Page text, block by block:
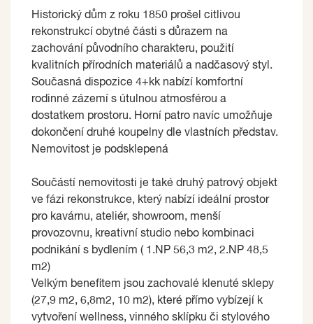
Historický dům z roku 1850 prošel citlivou
rekonstrukcí obytné části s důrazem na
zachování původního charakteru, použití
kvalitních přírodních materiálů a nadčasový styl.
Současná dispozice 4+kk nabízí komfortní
rodinné zázemí s útulnou atmosférou a
dostatkem prostoru. Horní patro navíc umožňuje
dokončení druhé koupelny dle vlastních představ.
Nemovitost je podsklepená
Součástí nemovitosti je také druhý patrový objekt
ve fázi rekonstrukce, který nabízí ideální prostor
pro kavárnu, ateliér, showroom, menší
provozovnu, kreativní studio nebo kombinaci
podnikání s bydlením ( 1.NP 56,3 m2, 2.NP 48,5
m2)
Velkým benefitem jsou zachovalé klenuté sklepy
(27,9 m2, 6,8m2, 10 m2), které přímo vybízejí k
vytvoření wellness, vinného sklípku či stylového